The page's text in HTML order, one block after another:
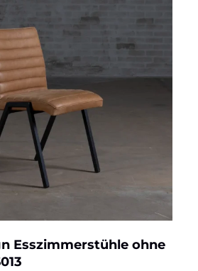
Esszimmerstühle ohne